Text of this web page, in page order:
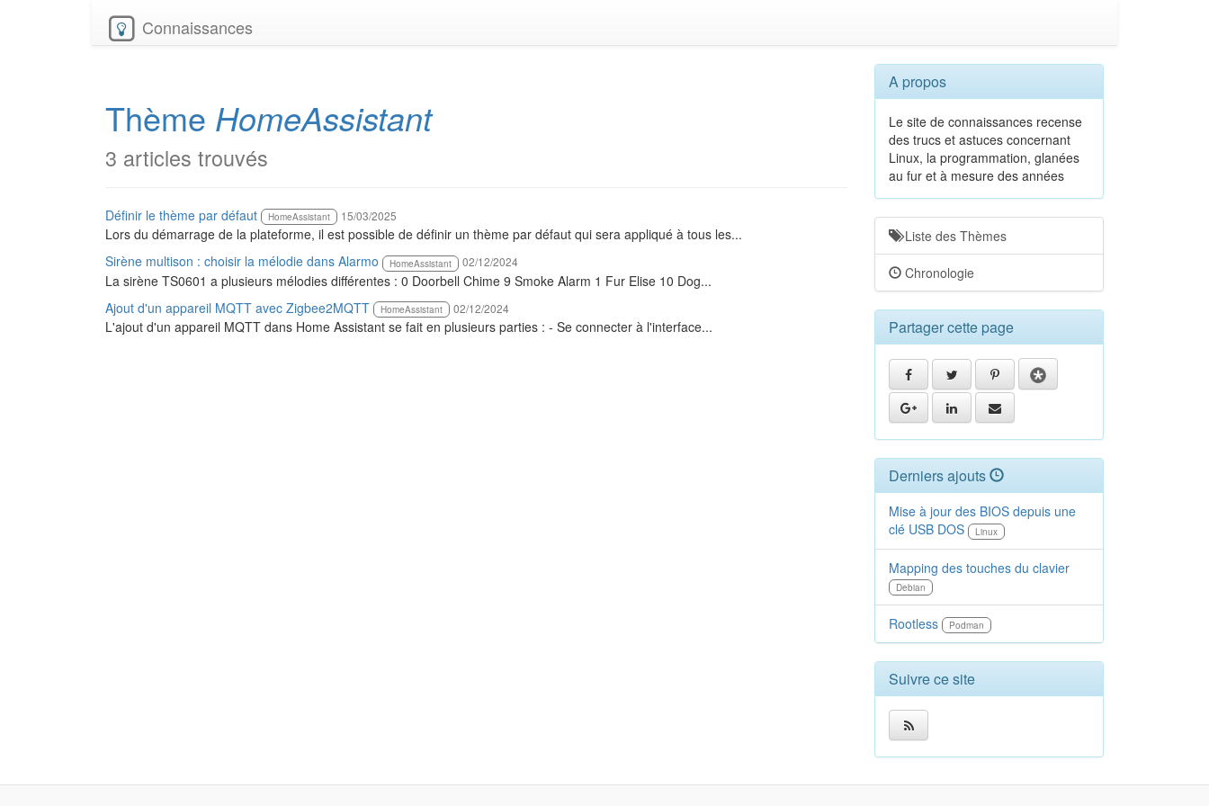
Connaissances
Thème HomeAssistant
3 articles trouvés
Définir le thème par défaut HomeAssistant 15/03/2025
Lors du démarrage de la plateforme, il est possible de définir un thème par défaut qui sera appliqué à tous les...
Sirène multison : choisir la mélodie dans Alarmo
HomeAssistant 02/12/2024
La sirène TS0601 a plusieurs mélodies différentes : 0 Doorbell Chime 9 Smoke Alarm 1 Fur Elise 10 Dog...
Ajout d'un appareil MQTT avec Zigbee2MQTT
HomeAssistant 02/12/2024
L'ajout d'un appareil MQTT dans Home Assistant se fait en plusieurs parties : - Se connecter à l'interface...
A propos
Le site de connaissances recense
des trucs et astuces concernant
Linux, la programmation, glanées
au fur et à mesure des années
Liste des Thèmes
Chronologie
Partager cette page
Derniers ajouts
Mise à jour des BIOS depuis une
clé USB DOS
Linux
Mapping des touches du clavier
Debian
Rootless Podman
Suivre ce site